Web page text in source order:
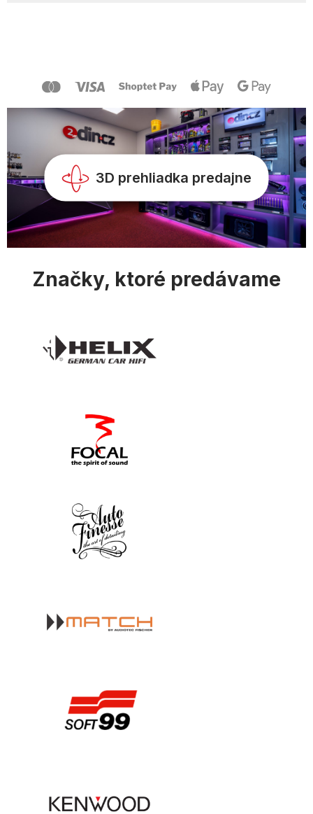
3D prehliadka predajne
Značky, ktoré predávame